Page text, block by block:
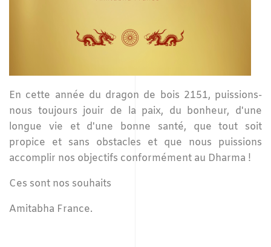
En cette année du dragon de bois 2151, puissions-
nous toujours jouir de la paix, du bonheur, d'une
longue vie et d'une bonne santé, que tout soit
propice et sans obstacles et que nous puissions
accomplir nos objectifs conformément au Dharma !
Ces sont nos souhaits
Amitabha France.